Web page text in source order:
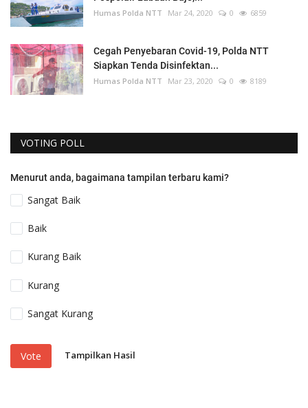
Humas Polda NTT Mar 24, 2020 0 6859
Cegah Penyebaran Covid-19, Polda NTT
Siapkan Tenda Disinfektan...
Humas Polda NTT Mar 23, 2020 0 8189
VOTING POLL
Menurut anda, bagaimana tampilan terbaru kami?
Sangat Baik
Baik
Kurang Baik
Kurang
Sangat Kurang
Vote Tampilkan Hasil